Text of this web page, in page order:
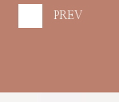
PREV